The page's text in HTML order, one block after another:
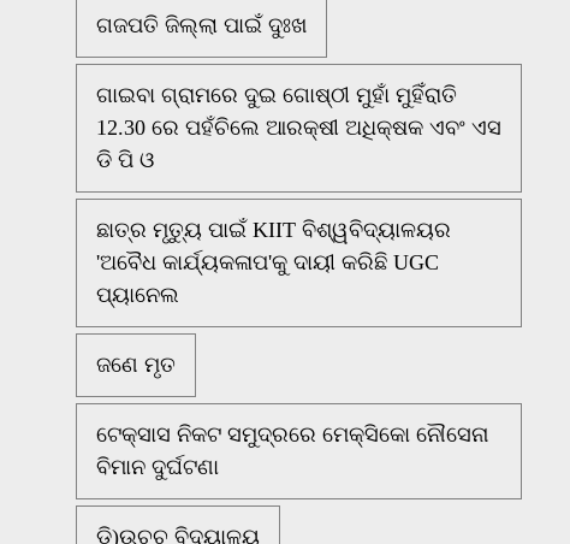
ଗଜପତି ଜିଲ୍ଲା ପାଇଁ ଦୁଃଖ
ଗାଇବା ଗ୍ରାମରେ ଦୁଇ ଗୋଷ୍ଠୀ ମୁହାଁ ମୁହିଁରାତି
12.30 ରେ ପହଁଚିଲେ ଆରକ୍ଷୀ ଅଧିକ୍ଷକ ଏବଂ ଏସ
ଡି ପି ଓ
ଛାତ୍ର ମୃତ୍ୟୁ ପାଇଁ KIIT ବିଶ୍ୱବିଦ୍ୟାଳୟର
'ଅବୈଧ କାର୍ଯ୍ୟକଳାପ'କୁ ଦାୟୀ କରିଛି UGC
ପ୍ୟାନେଲ
ଜଣେ ମୃତ
ଟେକ୍ସାସ ନିକଟ ସମୁଦ୍ରରେ ମେକ୍ସିକୋ ନୌସେନା
ବିମାନ ଦୁର୍ଘଟଣା
ଡି)ଉଚ୍ଚ ବିଦ୍ୟାଳୟ